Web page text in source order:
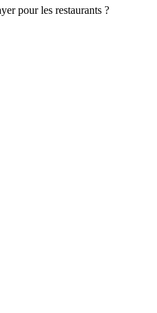
pour les restaurants ?